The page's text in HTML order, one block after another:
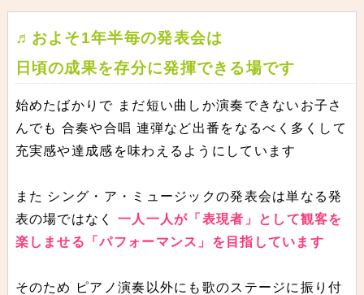
♬およそ1年半毎の発表会は
日頃の成果を存分に発揮できる場です
始めたばかりで まだ短い曲しか演奏できないお子さ
んでも 合奏や合唱 連弾など出番をなるべく多くして
充実感や達成感を味わえるようにしています
また シング・ア・ミュージックの発表会は単なる発
表の場ではなく 一人一人が「表現者」として観客を
楽しませる「パフォーマンス」を目指しています
そのため ピアノ演奏以外にも歌のステージに振り付